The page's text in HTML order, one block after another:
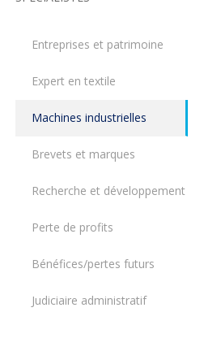
Entreprises et patrimoine
Expert en textile
Machines industrielles
Brevets et marques
Recherche et développement
Perte de profits
Bénéfices/pertes futurs
Judiciaire administratif